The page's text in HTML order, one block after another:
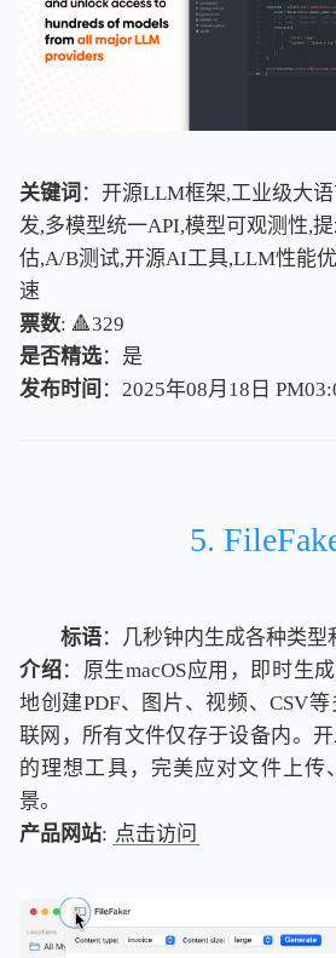
关键词 ：开源LLM框架,工业级大
发,多模型统一API,模型可观测性,
估,A/B测试,开源AI工具,LLM性能
速
票数: 🔺329
是否精选：是
发布时间 ：2025年08月18日
5.
标语：几秒钟内生成各种类型
介绍：原生macOS应用，即时生
地创建PDF、图片、视频、CSV
联网，所有文件仅存于设备内。
的理想工具，完美应对文件上传
景。
产品网站: 点击访问